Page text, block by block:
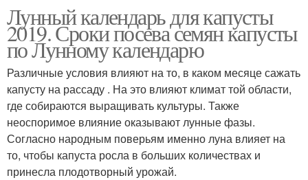
Лунный календарь для капусты
2019. Сроки посева семян капусты
по Лунному календарю
Различные условия влияют на то, в каком месяце сажать
капусту на рассаду . На это влияют климат той области,
где собираются выращивать культуры. Также
неоспоримое влияние оказывают лунные фазы.
Согласно народным поверьям именно луна влияет на
то, чтобы капуста росла в больших количествах и
принесла плодотворный урожай.